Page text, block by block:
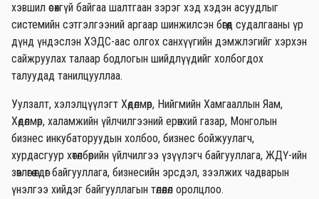
хэвшил өсөхгүй байгаа шалтгаан зэрэг хэд хэдэн асуудлыг
системийн сэтгэлгээний аргаар шинжилсэн бөгөөд судалгааны үр
дүнд үндэслэн ХЭДС-аас олгох санхүүгийн дэмжлэгийг хэрхэн
сайжруулах талаар бодлогын шийдлүүдийг холбогдох
талуудад танилцууллаа.
Уулзалт, хэлэлцүүлэгт Хөдөлмөр, Нийгмийн Хамгааллын Яам,
Хөдөлмөр, халамжийн үйлчилгээний ерөнхий газар, Монголын
бизнес инкубаторуудын холбоо, бизнес бойжуулагч,
хурдасгуур хөтөлбөрийн үйлчилгээ үзүүлэгч байгууллага, ЖДҮ-ийн
зөвлөгөө өгдөг байгууллага, бизнесийн эрсдэл, зээлжих чадварын
үнэлгээ хийдэг байгууллагын төлөөлөл оролцлоо.